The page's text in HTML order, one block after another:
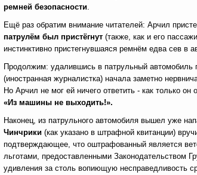
ремней безопасности.
Ещё раз обратим внимание читателей: Арчил
патрулём был пристёгнут (также, как и его
инстинктивно пристегнувшаяся ремнём едва сев в
Продолжим: удалившись в патрульный автомобиль
(иностранная журналистка) начала заметно
Но Арчил не мог ей ничего ответить - как только
«Из машины не выходить!».
Наконец, из патрульного автомобиля вышел уже
Чинчрики (как указано в штрафной квитанции)
подтверждающее, что оштрафованный является
льготами, предоставленными Законодательством
удивления за столь вопиющую несправедливость